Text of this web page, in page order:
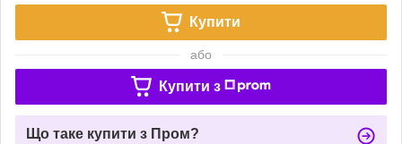
Купити
або
Купити з
Що таке купити з Пром?